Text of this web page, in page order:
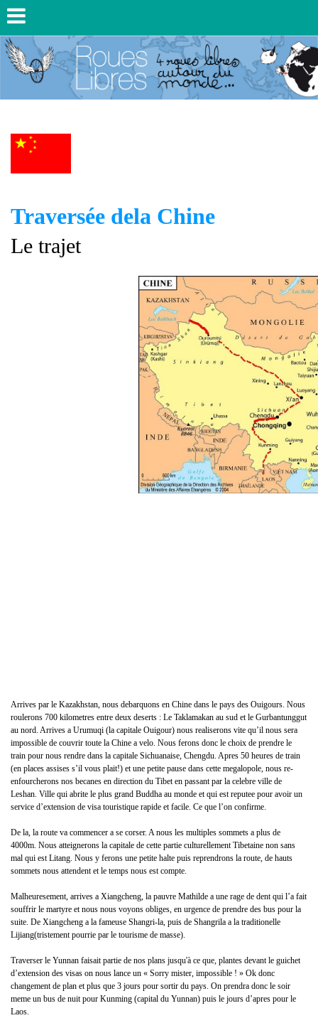
Traversée dela Chine
Le trajet
Arrives par le Kazakhstan, nous debarquons en Chine dans le pays des Ouigours. Nous
roulerons 700 kilometres entre deux deserts : Le Taklamakan au sud et le Gurbantunggut
au nord. Arrives a Urumuqi (la capitale Ouigour) nous realiserons vite qu’il nous sera
impossible de couvrir toute la Chine a velo. Nous ferons donc le choix de prendre le
train pour nous rendre dans la capitale Sichuanaise, Chengdu. Apres 50 heures de train
(en places assises s’il vous plait!) et une petite pause dans cette megalopole, nous re-
enfourcherons nos becanes en direction du Tibet en passant par la celebre ville de
Leshan. Ville qui abrite le plus grand Buddha au monde et qui est reputee pour avoir un
service d’extension de visa touristique rapide et facile. Ce que l’on confirme.
De la, la route va commencer a se corser. A nous les multiples sommets a plus de
4000m. Nous atteignerons la capitale de cette partie culturellement Tibetaine non sans
mal qui est Litang. Nous y ferons une petite halte puis reprendrons la route, de hauts
sommets nous attendent et le temps nous est compte.
Malheuresement, arrives a Xiangcheng, la pauvre Mathilde a une rage de dent qui l’a fait
souffrir le martyre et nous nous voyons obliges, en urgence de prendre des bus pour la
suite. De Xiangcheng a la fameuse Shangri-la, puis de Shangrila a la traditionelle
Lijiang(tristement pourrie par le tourisme de masse).
Traverser le Yunnan faisait partie de nos plans jusqu'à ce que, plantes devant le guichet
d’extension des visas on nous lance un « Sorry mister, impossible ! » Ok donc
changement de plan et plus que 3 jours pour sortir du pays. On prendra donc le soir
meme un bus de nuit pour Kunming (capital du Yunnan) puis le jours d’apres pour le
Laos.